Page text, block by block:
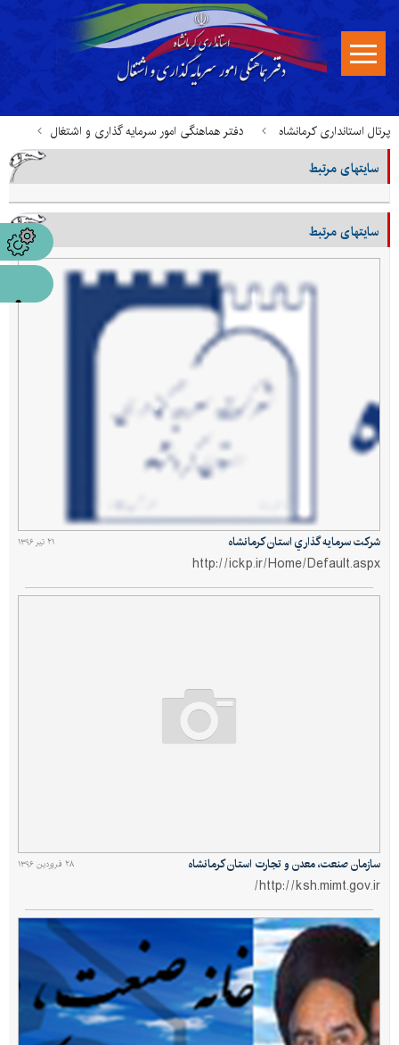
پرتال استانداری کرمانشاه دفتر هماهنگی امور سرمایه گذاری و اشتغال
سایتهای مرتبط
سایتهای مرتبط
سایتهای مرتبط
۲۱ تیر ۱۳۹۶ شركت سرمايه گذاري استان كرمانشاه
http://ickp.ir/Home/Default.aspx
۲۸ فروردین ۱۳۹۶ سازمان صنعت، معدن و تجارت استان کرمانشاه
http://ksh.mimt.gov.ir/